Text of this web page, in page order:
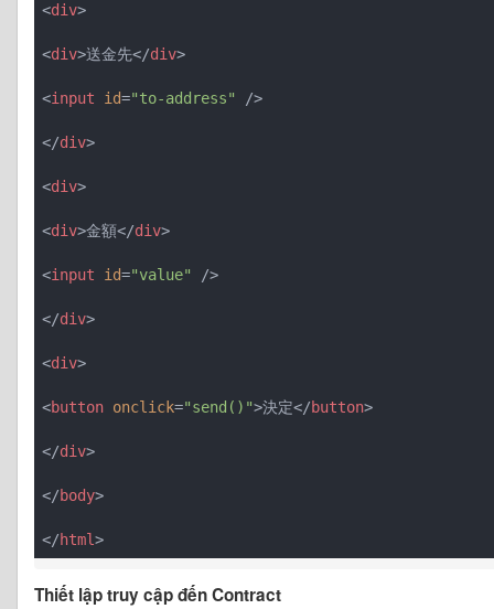
<div>
<div>送金先</div>
<input id="to-address" />
</div>
<div>
<div>金額</div>
<input id="value" />
</div>
<div>
<button onclick="send()">決定</button>
</div>
</body>
</html>
Thiết lập truy cập đến Contract